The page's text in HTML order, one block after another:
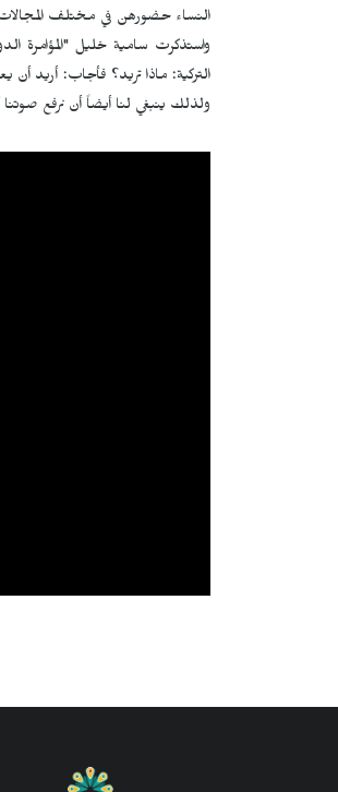
النساء حضورهن في مختلف
واستذكرت سامية خليل "المؤامرة
التركية: ماذا تريد؟ فأجاب: أريد أن
ولذلك ينبغي لنا أيضاً أن نرفع صوتنا